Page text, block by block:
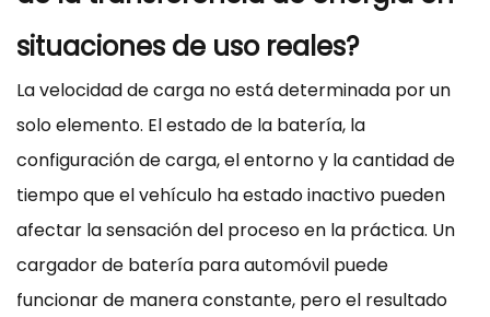
situaciones de uso reales?
La velocidad de carga no está determinada por un
solo elemento. El estado de la batería, la
configuración de carga, el entorno y la cantidad de
tiempo que el vehículo ha estado inactivo pueden
afectar la sensación del proceso en la práctica. Un
cargador de batería para automóvil puede
funcionar de manera constante, pero el resultado